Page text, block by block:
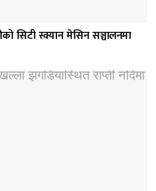
सिटी स्क्यान मेसिन सञ्चालनमा